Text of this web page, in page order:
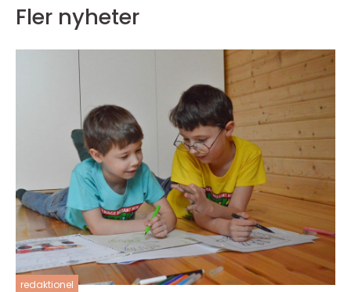
Fler nyheter
redaktionel